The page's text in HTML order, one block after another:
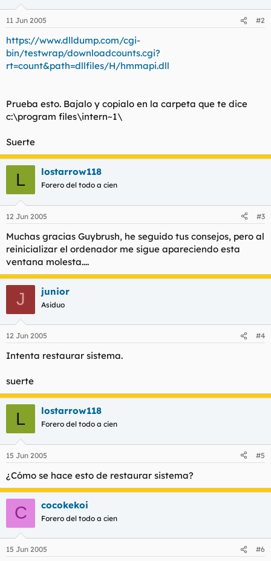
11 Jun 2005 #2
https://www.dlldump.com/cgi-
bin/testwrap/downloadcounts.cgi?
rt=count&path=dllfiles/H/hmmapi.dll
Prueba esto. Bajalo y copialo en la carpeta que te dice
c:\program files\intern~1\
Suerte
L lostarrow118
Forero del todo a cien
12 Jun 2005 #3
Muchas gracias Guybrush, he seguido tus consejos, pero al
reinicializar el ordenador me sigue apareciendo esta
ventana molesta....
J junior
Asiduo
12 Jun 2005 #4
Intenta restaurar sistema.
suerte
L lostarrow118
Forero del todo a cien
15 Jun 2005 #5
¿Cómo se hace esto de restaurar sistema?
C cocokekoi
Forero del todo a cien
15 Jun 2005 #6